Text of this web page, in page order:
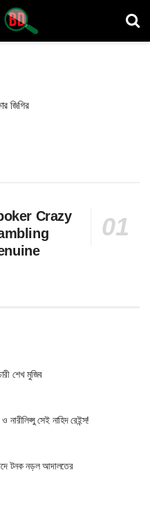
জিগির
Crazy
শেখ মুজিব
সেই নাহিদ রেইন্স!
টনক নড়ল আদালতের